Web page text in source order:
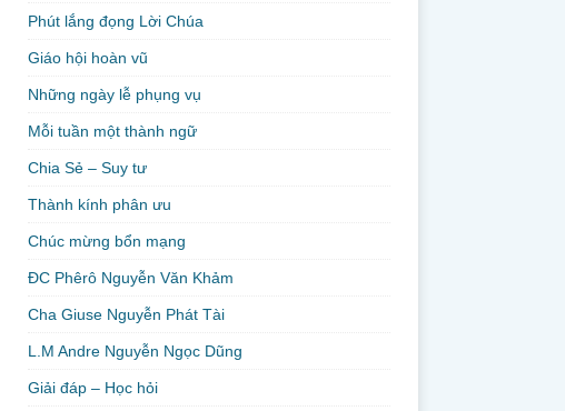
Phút lắng đọng Lời Chúa
Giáo hội hoàn vũ
Những ngày lễ phụng vụ
Mỗi tuần một thành ngữ
Chia Sẻ – Suy tư
Thành kính phân ưu
Chúc mừng bổn mạng
ĐC Phêrô Nguyễn Văn Khảm
Cha Giuse Nguyễn Phát Tài
L.M Andre Nguyễn Ngọc Dũng
Giải đáp – Học hỏi